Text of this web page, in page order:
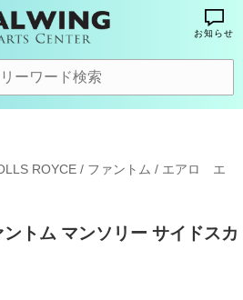
お知らせ
ROYCE / ファントム / エアロ エ
トム マンソリー サイドスカ